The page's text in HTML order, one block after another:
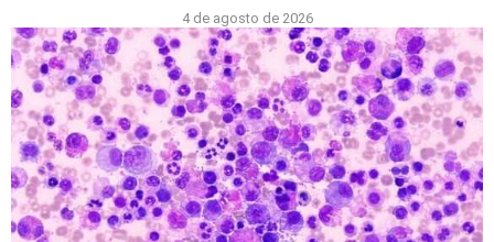
4 de agosto de 2026